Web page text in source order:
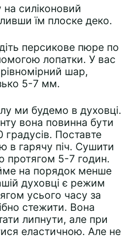
силіконовий
їм плоске деко.
персикове пюре по
лопатки. У вас
шар,
5-7 мм.
ми будемо в духовці.
вона повинна бути
градусів. Поставте
в гарячу піч. Сушити
протягом 5-7 годин.
на порядок менше
духовці є режим
усього часу за
стежити. Вона
липнути, але при
еластичною. Але не